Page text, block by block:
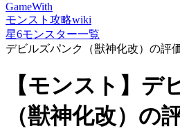
GameWith
モンスト攻略wiki
星6モンスター一覧
デビルズパンク（獣神化改）の評
【モンスト】デ
（獣神化改）の